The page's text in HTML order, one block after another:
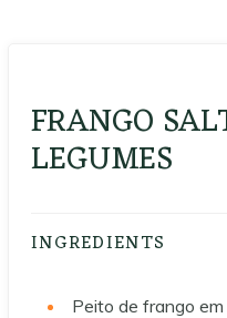
FRANGO
LEGUMES
INGREDIENTS
Peito de frango em